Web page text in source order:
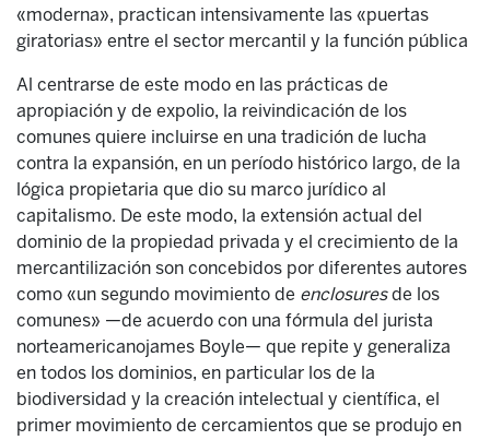
«moderna», practican intensivamente las «puertas
giratorias» entre el sector mercantil y la función pública
Al centrarse de este modo en las prácticas de
apropiación y de expolio, la reivindicación de los
comunes quiere incluirse en una tradición de lucha
contra la expansión, en un período histórico largo, de la
lógica propietaria que dio su marco jurídico al
capitalismo. De este modo, la extensión actual del
dominio de la propiedad privada y el crecimiento de la
mercantilización son concebidos por diferentes autores
como «un segundo movimiento de enclosuresde los
comunes» —de acuerdo con una fórmula del jurista
norteamericanojames Boyle— que repite y generaliza
en todos los dominios, en particular los de la
biodiversidad y la creación intelectual y científica, el
primer movimiento de cercamientos que se produjo en